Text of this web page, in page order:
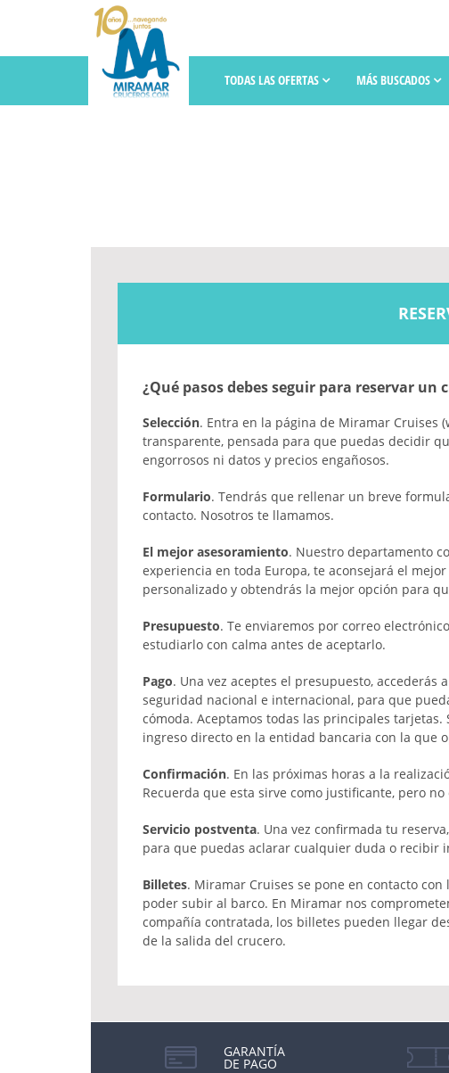
TODAS LAS OFERTAS MÁS BUSCADOS
¿Qué pasos debes seguir para reservar un
Selección. Entra en la página de Miramar Cruises
transparente, pensada para que puedas decidir
engorrosos ni datos y precios engañosos.
Formulario. Tendrás que rellenar un breve
contacto. Nosotros te llamamos.
El mejor asesoramiento. Nuestro departamento
experiencia en toda Europa, te aconsejará el
personalizado y obtendrás la mejor opción para
Presupuesto. Te enviaremos por correo
estudiarlo con calma antes de aceptarlo.
Pago. Una vez aceptes el presupuesto, accederás
seguridad nacional e internacional, para que
cómoda. Aceptamos todas las principales
ingreso directo en la entidad bancaria con la que
Confirmación. En las próximas horas a la
Recuerda que esta sirve como justificante, pero
Servicio postventa. Una vez confirmada tu
para que puedas aclarar cualquier duda o recibir
Billetes. Miramar Cruises se pone en contacto
poder subir al barco. En Miramar nos
compañía contratada, los billetes pueden llegar
de la salida del crucero.
GARANTÍA
DE PAGO